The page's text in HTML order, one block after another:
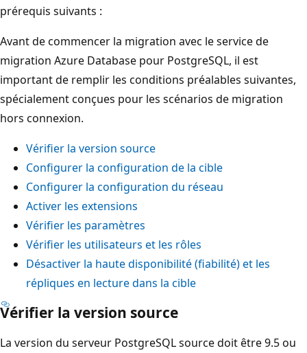
prérequis suivants :
Avant de commencer la migration avec le service de
migration Azure Database pour PostgreSQL, il est
important de remplir les conditions préalables suivantes,
spécialement conçues pour les scénarios de migration
hors connexion.
Vérifier la version source
Configurer la configuration de la cible
Configurer la configuration du réseau
Activer les extensions
Vérifier les paramètres
Vérifier les utilisateurs et les rôles
Désactiver la haute disponibilité (fiabilité) et les
répliques en lecture dans la cible
Vérifier la version source
La version du serveur PostgreSQL source doit être 9.5 ou